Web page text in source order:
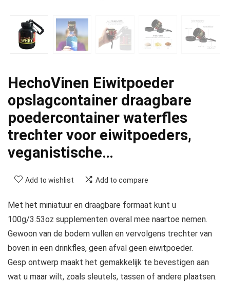
HechoVinen Eiwitpoeder
opslagcontainer draagbare
poedercontainer waterfles
trechter voor eiwitpoeders,
veganistische…
Add to wishlist Add to compare
Met het miniatuur en draagbare formaat kunt u
100g/3.53oz supplementen overal mee naartoe nemen.
Gewoon van de bodem vullen en vervolgens trechter van
boven in een drinkfles, geen afval geen eiwitpoeder.
Gesp ontwerp maakt het gemakkelijk te bevestigen aan
wat u maar wilt, zoals sleutels, tassen of andere plaatsen.